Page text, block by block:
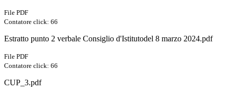
File PDF
Contatore click: 66
Estratto punto 2 verbale Consiglio d'Istitutodel 8 marzo 2024.pdf
File PDF
Contatore click: 66
CUP_3.pdf